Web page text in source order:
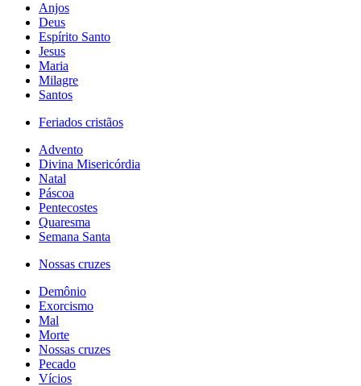
Anjos
Deus
Espírito Santo
Jesus
Maria
Milagre
Santos
Feriados cristãos
Advento
Divina Misericórdia
Natal
Páscoa
Pentecostes
Quaresma
Semana Santa
Nossas cruzes
Demônio
Exorcismo
Mal
Morte
Nossas cruzes
Pecado
Vícios